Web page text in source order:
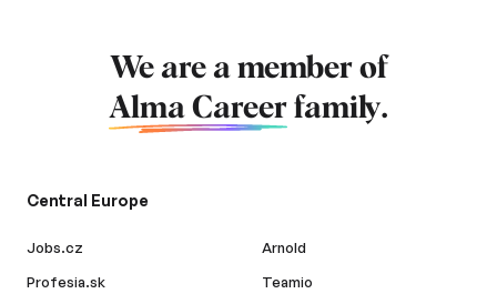
We are a member of
Alma Career family.
Central Europe
Jobs.cz
Profesia.sk
Arnold
Teamio